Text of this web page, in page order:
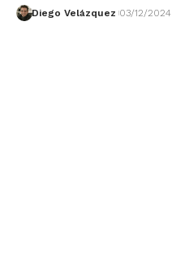
Diego Velázquez 03/12/2024